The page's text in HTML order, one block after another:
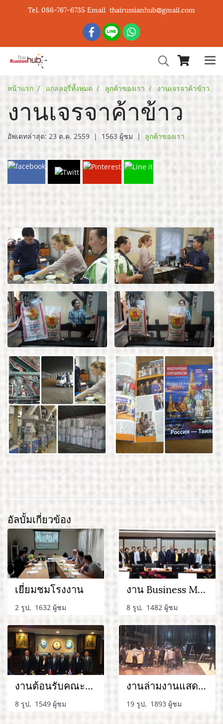
Tel. 086-767-6735 Email thairussianhub@gmail.com
หน้าแรก แกลลอรี่ทั้งหมด ลูกค้าของเรา งานเจรจาค้าข้าว
งานเจรจาค้าข้าว
อัพเดทล่าสุด: 23 ต.ค. 2559 | 1563 ผู้ชม | ลูกค้าของเรา
อัลบั้มเกี่ยวข้อง
เยี่ยมชมโรงงาน
2 รูป, 1632 ผู้ชม
งาน Business Matching และพบปะหน่วยงานราชการ
8 รูป, 1482 ผู้ชม
งานต้อนรับคณะผู้แทนรัฐบาล
8 รูป, 1549 ผู้ชม
งานล่ามงานแสดงนานาชาติในและต่างประเทศ
19 รูป, 1893 ผู้ชม